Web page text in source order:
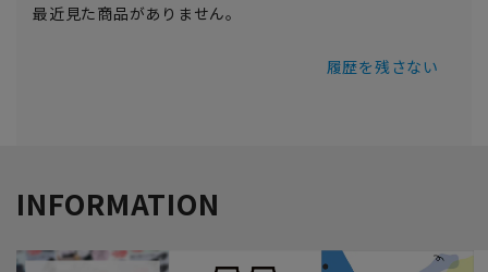
最近見た商品がありません。
履歴を残さない
INFORMATION